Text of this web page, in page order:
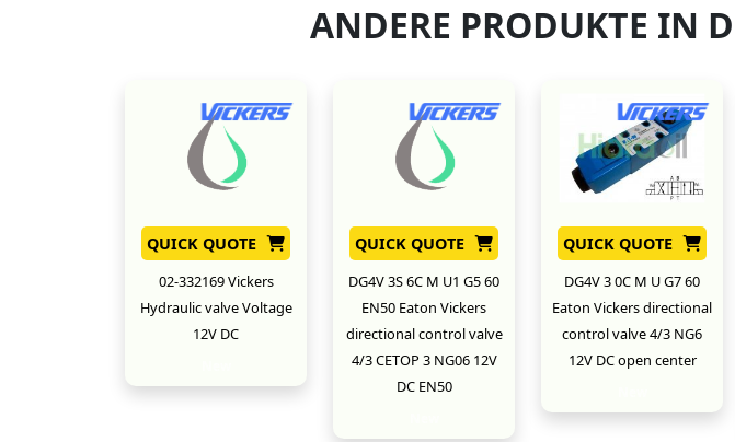
ANDERE PRODUKTE IN
QUICK QUOTE
02-332169 Vickers
Hydraulic valve Voltage
12V DC
QUICK QUOTE
DG4V 3S 6C M U1 G5 60
EN50 Eaton Vickers
directional control valve
4/3 CETOP 3 NG06 12V
DC EN50
QUICK QUOTE
DG4V 3 0C M U G7 60
Eaton Vickers directional
control valve 4/3 NG6
12V DC open center